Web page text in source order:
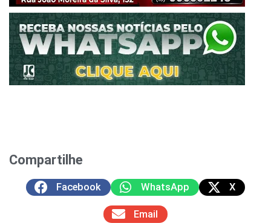
Compartilhe
Facebook WhatsApp X
Email